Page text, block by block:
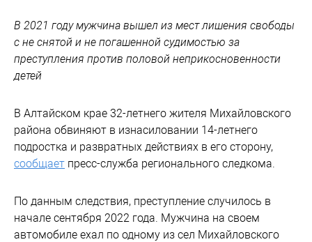
В 2021 году мужчина вышел из мест лишения свободы
с не снятой и не погашенной судимостью за
преступления против половой неприкосновенности
детей
В Алтайском крае 32-летнего жителя Михайловского
района обвиняют в изнасиловании 14-летнего
подростка и развратных действиях в его сторону,
сообщает пресс-служба регионального следкома.
По данным следствия, преступление случилось в
начале сентября 2022 года. Мужчина на своем
автомобиле ехал по одному из сел Михайловского